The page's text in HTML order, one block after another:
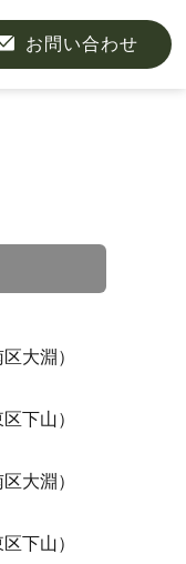
お問い合わせ
区大淵）
区下山）
区大淵）
区下山）